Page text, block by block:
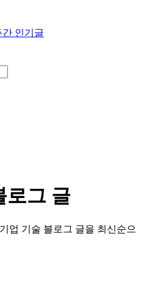
간 인기글
로그 글
업 기술 블로그 글을 최신순으